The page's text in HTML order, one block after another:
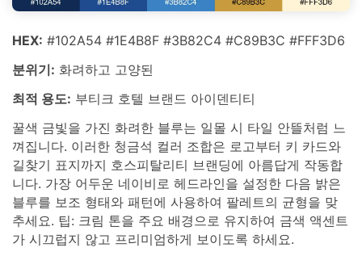
HEX: #102A54 #1E4B8F #3B82C4 #C89B3C #FFF3D6
분위기: 화려하고 고양된
최적 용도: 부티크 호텔 브랜드 아이덴티티
꿀색 금빛을 가진 화려한 블루는 일몰 시 타일 안뜰처럼 느
껴집니다. 이러한 청금석 컬러 조합은 로고부터 키 카드와
길찾기 표지까지 호스피탈리티 브랜딩에 아름답게 작동합
니다. 가장 어두운 네이비로 헤드라인을 설정한 다음 밝은
블루를 보조 형태와 패턴에 사용하여 팔레트의 균형을 맞
추세요. 팁: 크림 톤을 주요 배경으로 유지하여 금색 액센트
가 시끄럽지 않고 프리미엄하게 보이도록 하세요.